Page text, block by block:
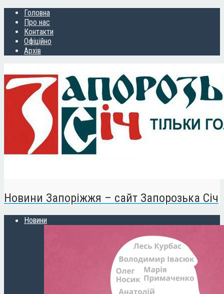
Головна
Про нас
Контакти
Офіційно
Архів
Новини Запоріжжя – сайт Запорозька Січ
Новини